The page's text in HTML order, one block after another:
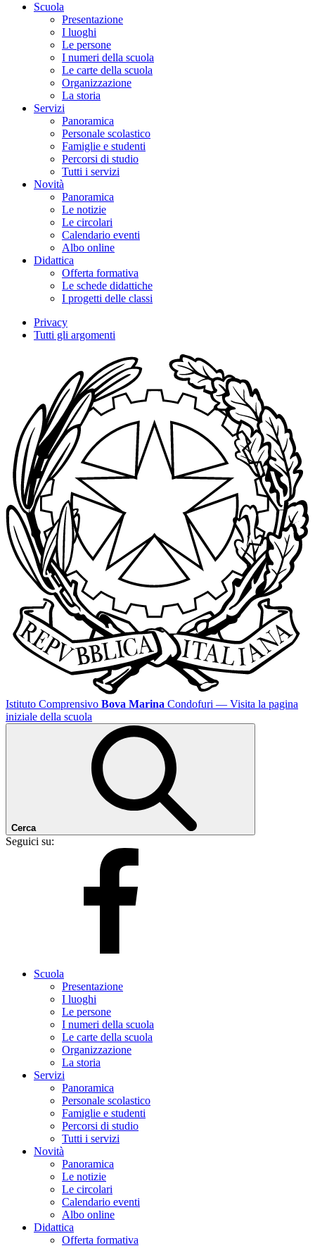
Scuola
Presentazione
I luoghi
Le persone
I numeri della scuola
Le carte della scuola
Organizzazione
La storia
Servizi
Panoramica
Personale scolastico
Famiglie e studenti
Percorsi di studio
Tutti i servizi
Novità
Panoramica
Le notizie
Le circolari
Calendario eventi
Albo online
Didattica
Offerta formativa
Le schede didattiche
I progetti delle classi
Privacy
Tutti gli argomenti
Istituto Comprensivo Bova Marina Condofuri — Visita la pagina
iniziale della scuola
Cerca
Seguici su:
Scuola
Presentazione
I luoghi
Le persone
I numeri della scuola
Le carte della scuola
Organizzazione
La storia
Servizi
Panoramica
Personale scolastico
Famiglie e studenti
Percorsi di studio
Tutti i servizi
Novità
Panoramica
Le notizie
Le circolari
Calendario eventi
Albo online
Didattica
Offerta formativa